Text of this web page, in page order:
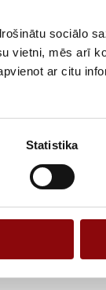
sociālo
vietni, mēs arī
ar citu
Statistika